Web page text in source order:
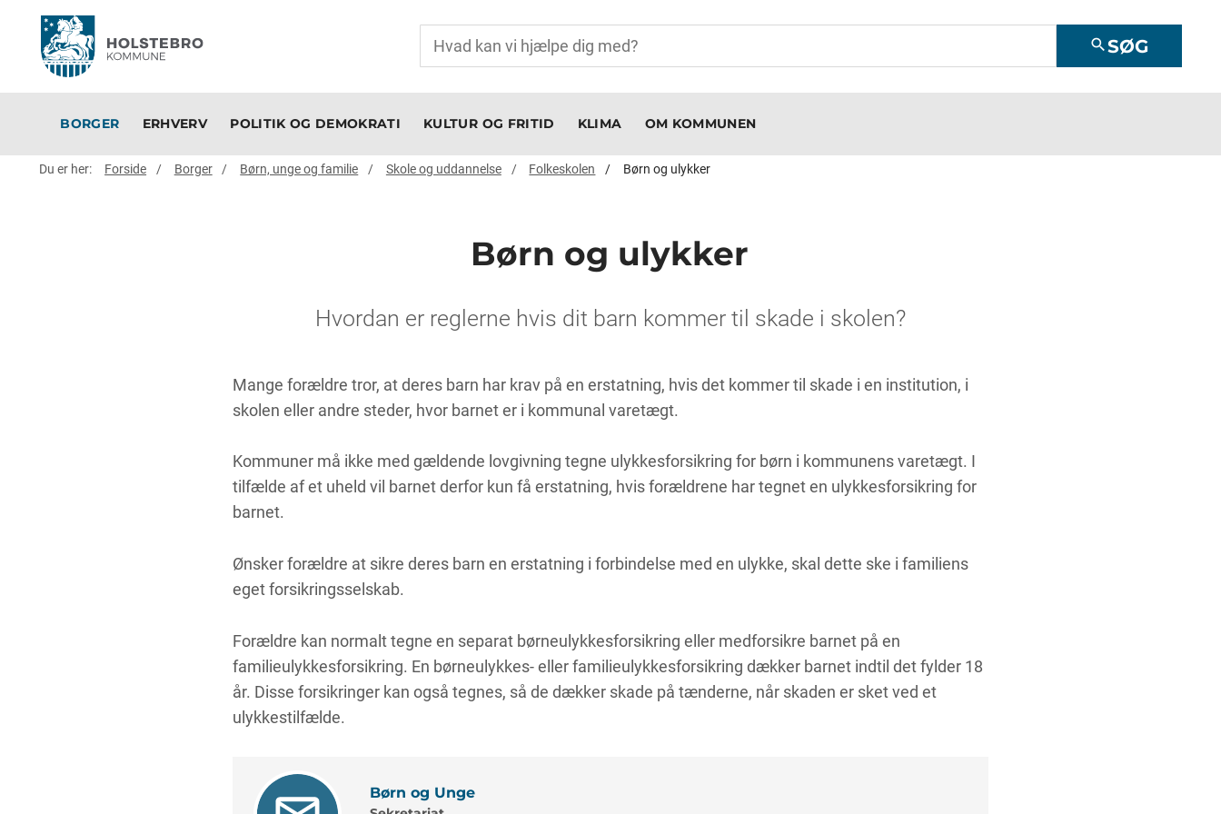
searchSØG
BORGER ERHVERV POLITIK OG DEMOKRATI KULTUR OG FRITID KLIMA OM KOMMUNEN
Du er her: Forside Borger Børn, unge og familie Skole og uddannelse Folkeskolen Børn og ulykker
Børn og ulykker
Hvordan er reglerne hvis dit barn kommer til skade i skolen?
Mange forældre tror, at deres barn har krav på en erstatning, hvis det kommer til skade i en institution, i
skolen eller andre steder, hvor barnet er i kommunal varetægt.
Kommuner må ikke med gældende lovgivning tegne ulykkesforsikring for børn i kommunens varetægt. I
tilfælde af et uheld vil barnet derfor kun få erstatning, hvis forældrene har tegnet en ulykkesforsikring for
barnet.
Ønsker forældre at sikre deres barn en erstatning i forbindelse med en ulykke, skal dette ske i familiens
eget forsikringsselskab.
Forældre kan normalt tegne en separat børneulykkesforsikring eller medforsikre barnet på en
familieulykkesforsikring. En børneulykkes- eller familieulykkesforsikring dækker barnet indtil det fylder 18
år. Disse forsikringer kan også tegnes, så de dækker skade på tænderne, når skaden er sket ved et
ulykkestilfælde.
Børn og Unge